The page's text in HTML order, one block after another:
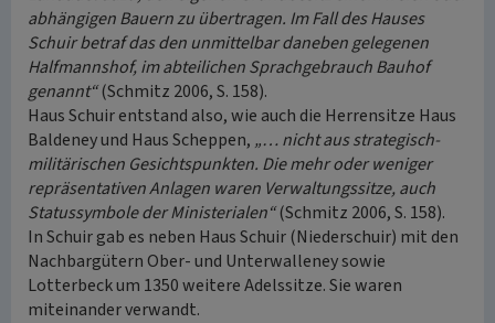
abhängigen Bauern zu übertragen. Im Fall des Hauses
Schuir betraf das den unmittelbar daneben gelegenen
Halfmannshof, im abteilichen Sprachgebrauch Bauhof
genannt“(Schmitz 2006, S. 158).
Haus Schuir entstand also, wie auch die Herrensitze Haus
Baldeney und Haus Scheppen, „… nicht aus strategisch-
militärischen Gesichtspunkten. Die mehr oder weniger
repräsentativen Anlagen waren Verwaltungssitze, auch
Statussymbole der Ministerialen“(Schmitz 2006, S. 158).
In Schuir gab es neben Haus Schuir (Niederschuir) mit den
Nachbargütern Ober- und Unterwalleney sowie
Lotterbeck um 1350 weitere Adelssitze. Sie waren
miteinander verwandt.